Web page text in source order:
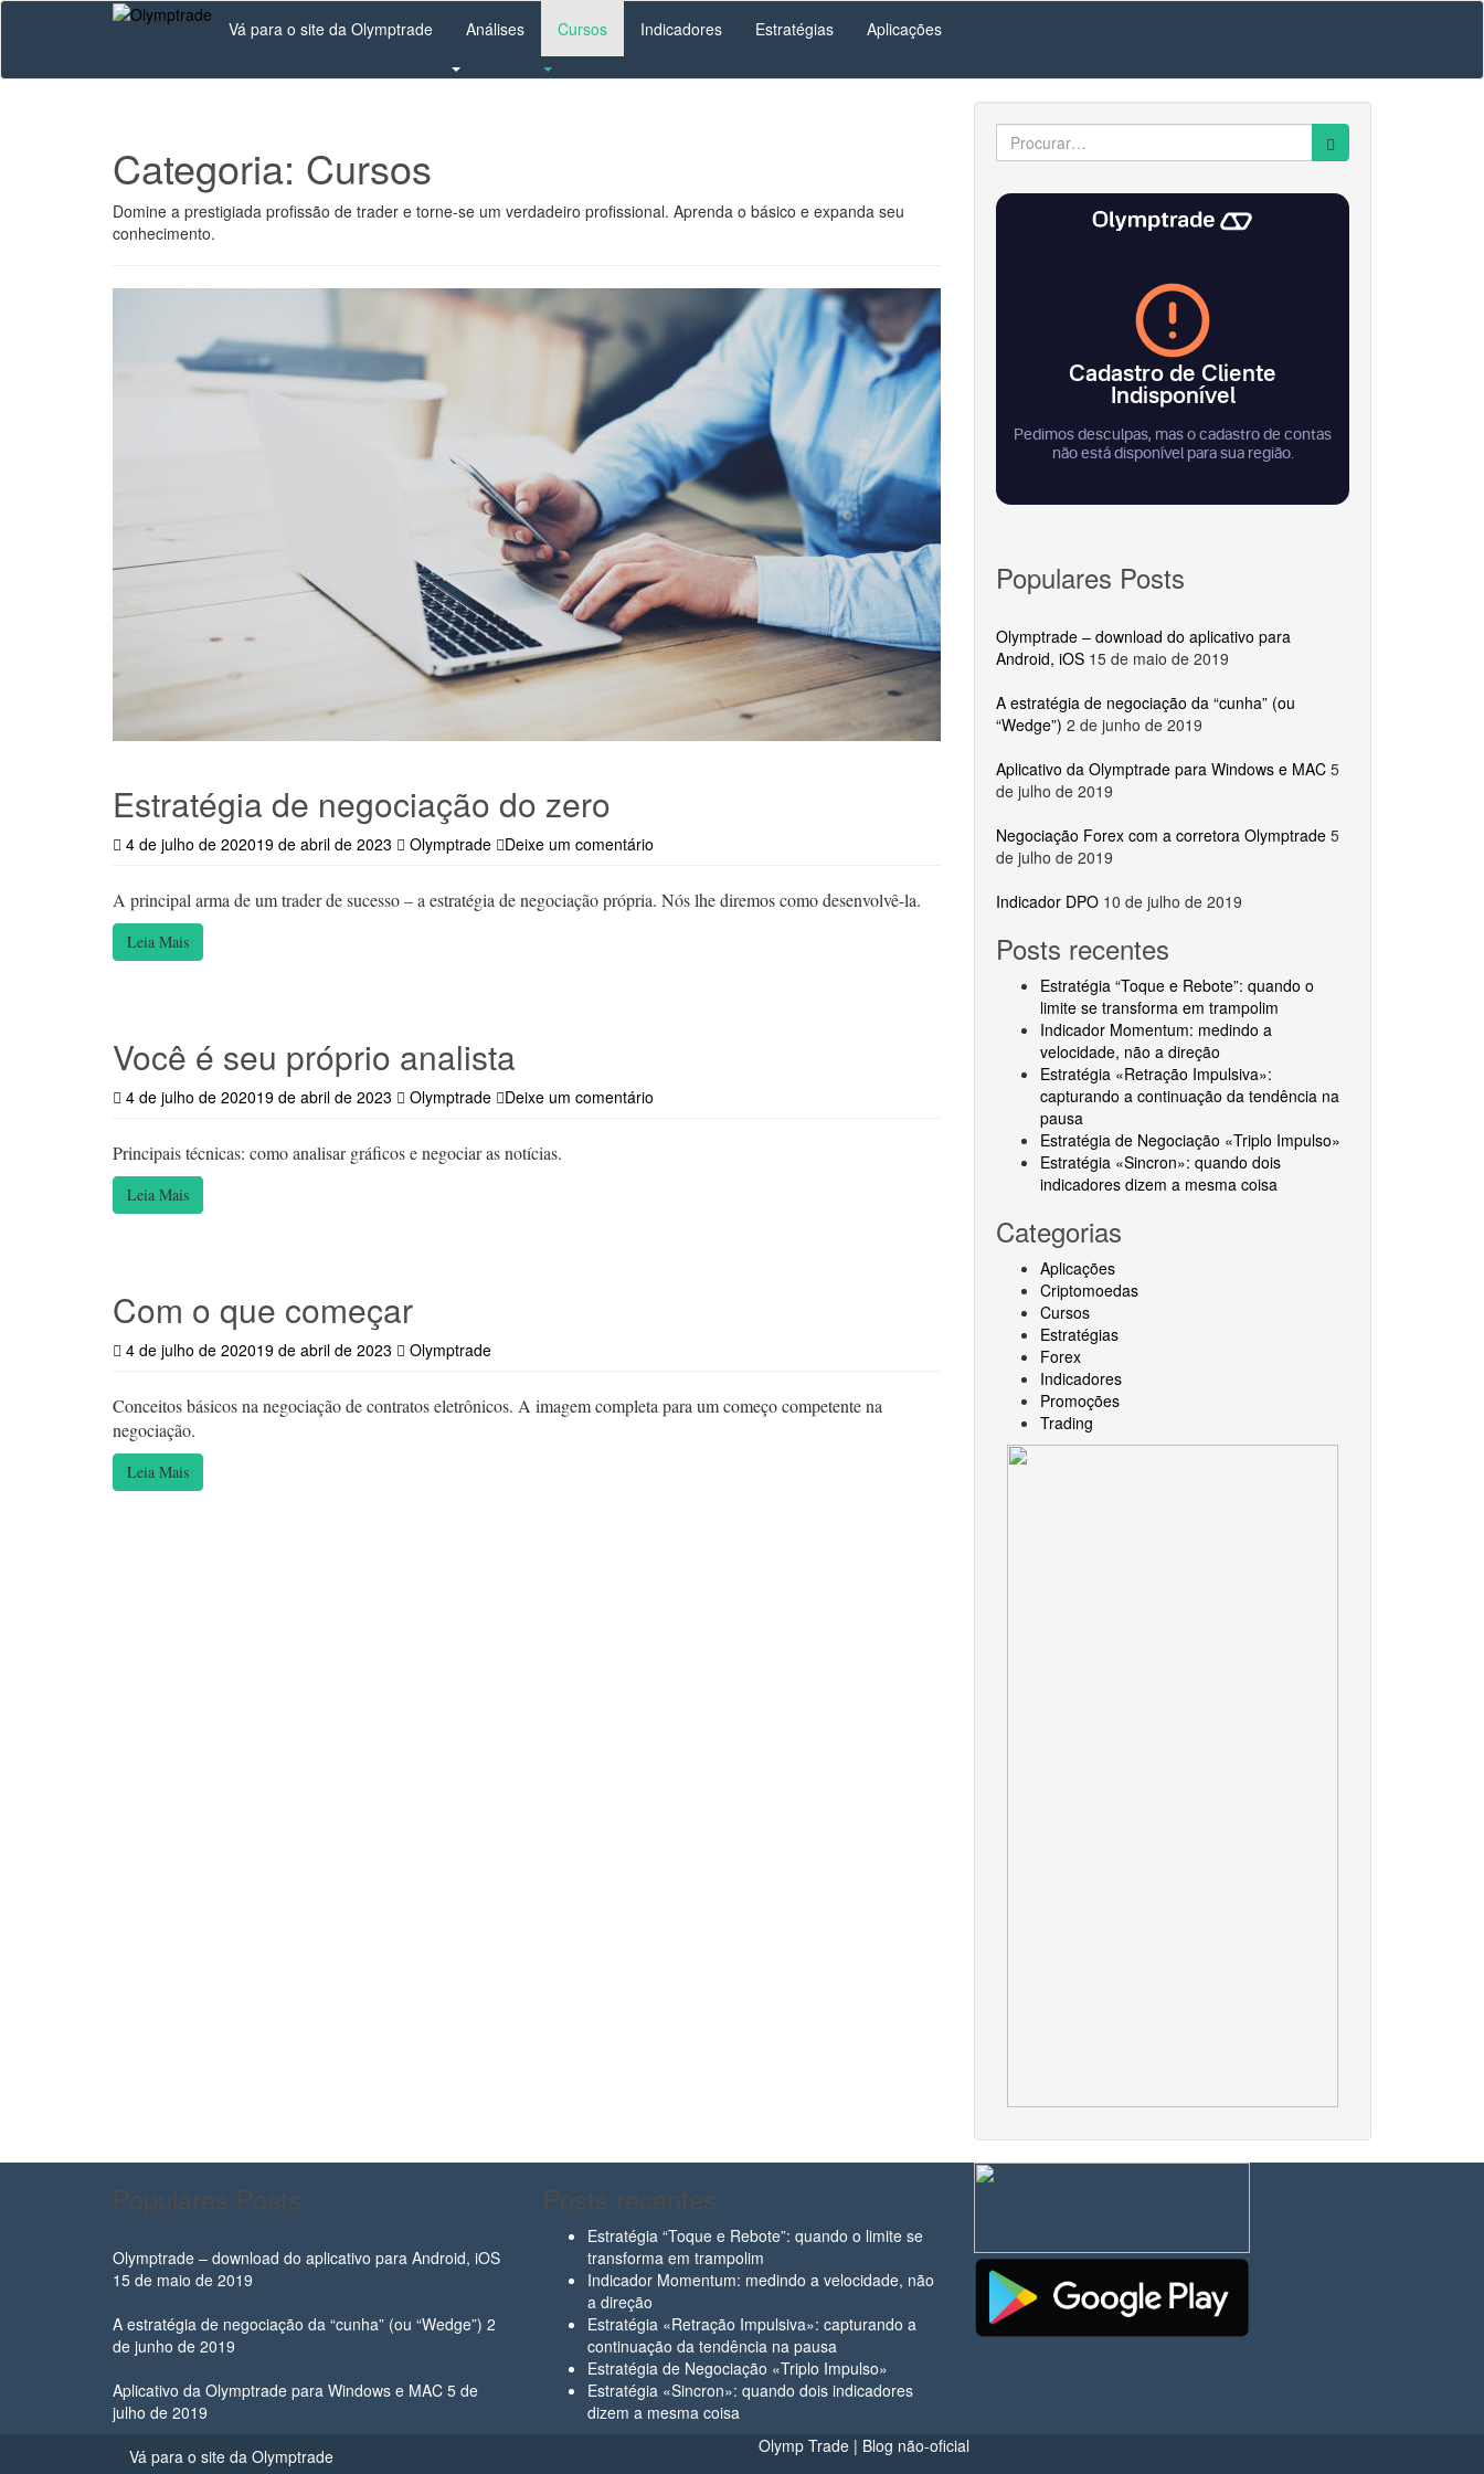
Skip
content
Vá para o site da Olymptrade Análises Cursos Indicadores Estratégias Aplicações
Categoria: Cursos
Domine a prestigiada profissão de trader e torne-se um verdadeiro profissional. Aprenda o básico e expanda seu
conhecimento.
Estratégia de negociação do zero
4 de julho de 202019 de abril de 2023 Olymptrade Deixe um comentário
A principal arma de um trader de sucesso – a estratégia de negociação própria. Nós lhe diremos como desenvolvê-la.
Leia Mais
Você é seu próprio analista
4 de julho de 202019 de abril de 2023 Olymptrade Deixe um comentário
Principais técnicas: como analisar gráficos e negociar as notícias.
Leia Mais
Com o que começar
4 de julho de 202019 de abril de 2023 Olymptrade
Conceitos básicos na negociação de contratos eletrônicos. A imagem completa para um começo competente na
negociação.
Leia Mais
Search
for:
Populares Posts
Olymptrade – download do aplicativo para
Android, iOS 15 de maio de 2019
A estratégia de negociação da “cunha” (ou
“Wedge”) 2 de junho de 2019
Aplicativo da Olymptrade para Windows e MAC 5
de julho de 2019
Negociação Forex com a corretora Olymptrade 5
de julho de 2019
Indicador DPO 10 de julho de 2019
Posts recentes
Estratégia “Toque e Rebote”: quando o
limite se transforma em trampolim
Indicador Momentum: medindo a
velocidade, não a direção
Estratégia «Retração Impulsiva»:
capturando a continuação da tendência na
pausa
Estratégia de Negociação «Triplo Impulso»
Estratégia «Sincron»: quando dois
indicadores dizem a mesma coisa
Categorias
Aplicações
Criptomoedas
Cursos
Estratégias
Forex
Indicadores
Promoções
Trading
Populares Posts
Olymptrade – download do aplicativo para Android, iOS
15 de maio de 2019
A estratégia de negociação da “cunha” (ou “Wedge”) 2
de junho de 2019
Aplicativo da Olymptrade para Windows e MAC 5 de
julho de 2019
Posts recentes
Estratégia “Toque e Rebote”: quando o limite se
transforma em trampolim
Indicador Momentum: medindo a velocidade, não
a direção
Estratégia «Retração Impulsiva»: capturando a
continuação da tendência na pausa
Estratégia de Negociação «Triplo Impulso»
Estratégia «Sincron»: quando dois indicadores
dizem a mesma coisa
Vá para o site da Olymptrade
Olymp Trade | Blog não-oficial